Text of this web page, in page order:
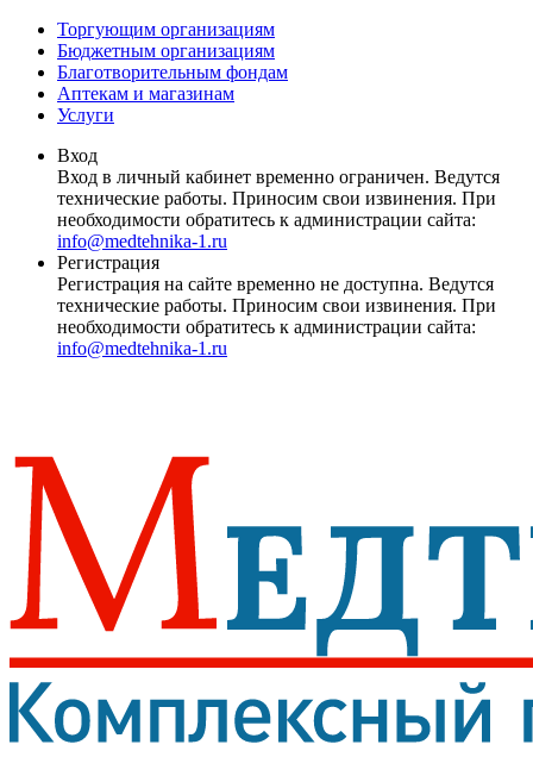
Торгующим организациям
Бюджетным организациям
Благотворительным фондам
Аптекам и магазинам
Услуги
Вход
Вход в личный кабинет временно ограничен. Ведутся
технические работы. Приносим свои извинения. При
необходимости обратитесь к администрации сайта:
info@medtehnika-1.ru
Регистрация
Регистрация на сайте временно не доступна. Ведутся
технические работы. Приносим свои извинения. При
необходимости обратитесь к администрации сайта:
info@medtehnika-1.ru